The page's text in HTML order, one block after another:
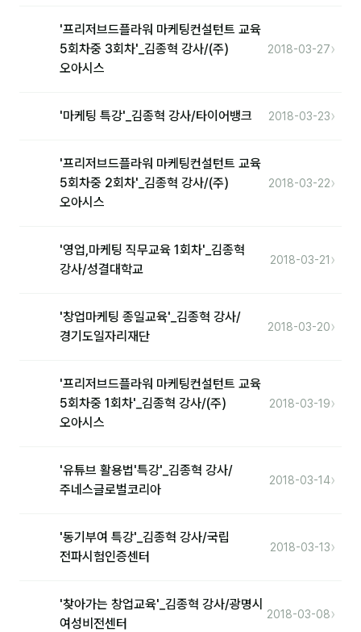
영상자료실
등급 · 포인트
💰 교육 견적 계산기
공지사항
'프리저브드플라워 마케팅컨설턴트 교육
5회차중 3회차'_김종혁 강사/(주)
오아시스
2018-03-27›
'마케팅 특강'_김종혁 강사/타이어뱅크 2018-03-23›
'프리저브드플라워 마케팅컨설턴트 교육
5회차중 2회차'_김종혁 강사/(주)
오아시스
2018-03-22›
'영업,마케팅 직무교육 1회차'_김종혁
강사/성결대학교
2018-03-21 ›
'창업마케팅 종일교육'_김종혁 강사/
경기도일자리재단
2018-03-20›
'프리저브드플라워 마케팅컨설턴트 교육
5회차중 1회차'_김종혁 강사/(주)
오아시스
2018-03-19›
'유튜브 활용법'특강'_김종혁 강사/
주네스글로벌코리아
2018-03-14›
'동기부여 특강'_김종혁 강사/국립
전파시험인증센터
2018-03-13›
'찾아가는 창업교육'_김종혁 강사/광명시
여성비전센터
2018-03-08›